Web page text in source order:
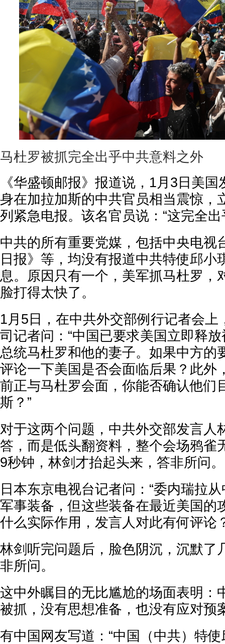
马杜罗被抓完全出乎中共意料之外
《华盛顿邮报》报道说，1月3日美
身在加拉加斯的中共官员相当震惊，
列紧急电报。该名官员说：“这完全出
中共的所有重要党媒，包括中央电视
日报》等，均没有报道中共特使邱小
息。原因只有一个，美军抓马杜罗，
脸打得太快了。
1月5日，在中共外交部例行记者会上
司记者问：“中国已要求美国立即释
总统马杜罗和他的妻子。如果中方的
评论一下美国是否会面临后果？此外
前正与马杜罗会面，你能否确认他们
斯？”
对于这两个问题，中共外交部发言人
答，而是低头翻资料，整个会场鸦雀
9秒钟，林剑才抬起头来，答非所问。
日本东京电视台记者问：“委内瑞拉
军事装备，但这些装备在最近美国的
什么实际作用，发言人对此有何评论
林剑听完问题后，脸色阴沉，沉默了
非所问。
这中外瞩目的无比尴尬的场面表明：
被抓，没有思想准备，也没有应对预
有中国网友写道：“中国（中共）特